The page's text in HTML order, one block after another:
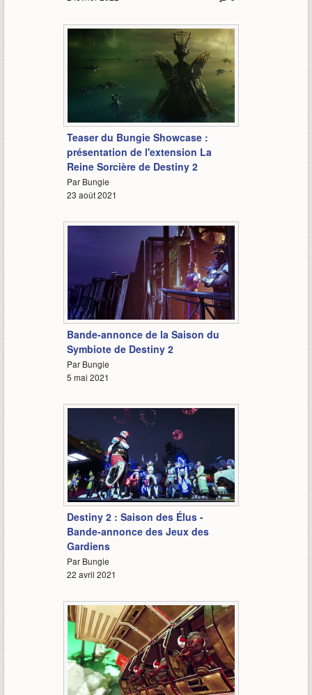
0:16
Teaser du Bungie Showcase :
présentation de l'extension La
Reine Sorcière de Destiny 2
Par Bungie
23 août 2021
2:23
Bande-annonce de la Saison du
Symbiote de Destiny 2
Par Bungie
5 mai 2021
0:58
Destiny 2 : Saison des Élus -
Bande-annonce des Jeux des
Gardiens
Par Bungie
22 avril 2021
1:00